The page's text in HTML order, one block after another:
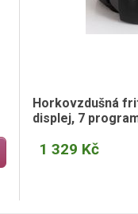
Horkovzdušná
displej, 7
1 329 Kč